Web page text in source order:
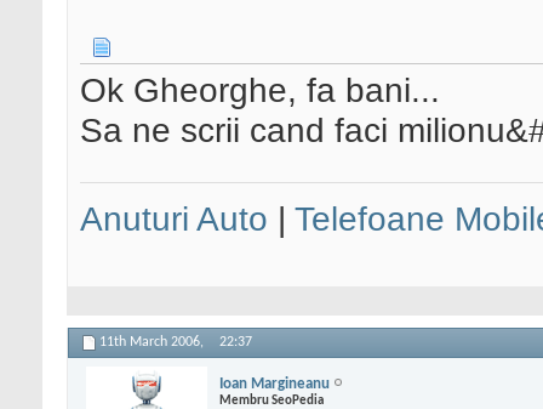
Ok Gheorghe, fa bani...
Sa ne scrii cand faci
Anuturi Auto | Telefoane
11th March 2006, 22:37
Ioan Margineanu
Membru SeoPedia